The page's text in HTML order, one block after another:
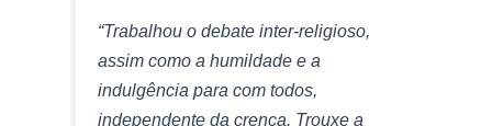
“Trabalhou o debate inter-religioso,
assim como a humildade e a
indulgência para com todos,
independente da crença. Trouxe a